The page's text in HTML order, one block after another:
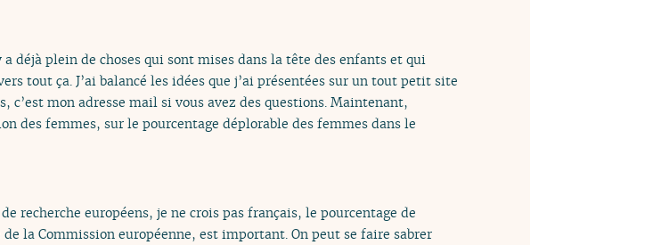
déjà plein de choses qui sont mises dans la tête des enfants et qui
tout ça. J’ai balancé les idées que j’ai présentées sur un tout petit site
c’est mon adresse mail si vous avez des questions. Maintenant,
des femmes, sur le pourcentage déplorable des femmes dans le
recherche européens, je ne crois pas français, le pourcentage de
la Commission européenne, est important. On peut se faire sabrer